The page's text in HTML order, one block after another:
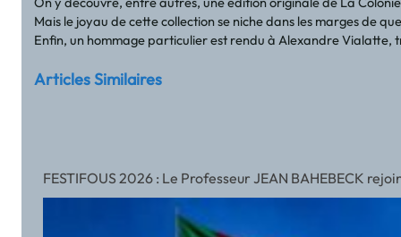
Mais le joyau de cette collection se niche dans les marges de
Enfin, un hommage particulier est rendu à Alexandre
Articles Similaires
FESTIFOUS 2026 : Le Professeur JEAN BAHEBECK